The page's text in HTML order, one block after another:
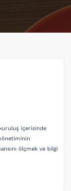
içerisinde
ölçmek ve bilgi